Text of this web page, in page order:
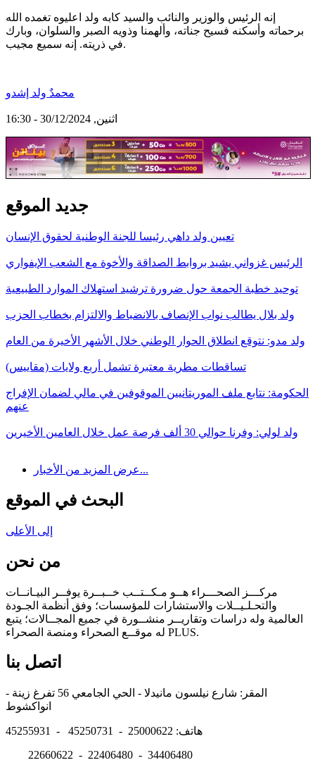
إنه الرئيس والوزير والنائب والسيد كابه ولد اعليوه تغمده الله
برحماته وأسكنه فسيح جناته، وألهمنا وذويه الصبر والسلوان، وبارك
في ذريته. إنه سميع مجيب.
محمدٌ ولد إشدو
اثنين, 30/12/2024 - 16:30
جديد الموقع
تعيين ولد داهي رئيسا للجنة الوطنية لحقوق الإنسان
الرئيس غزواني يشيد بروابط الصداقة والأخوة مع الشعب الإيفواري
توحيد خطبة الجمعة حول ضرورة ترشيد استهلاك الموارد الطبيعية
ولد بلال يطالب نواب الإنصاف بالانضباط والالتزام بخطاب الحزب
ولد مدو: نتوقع انطلاق الحوار الوطني خلال الأشهر الأخيرة من العام
تساقطات مطرية معتبرة تشمل أربع ولايات (مقاييس)
الحكومة: نتابع ملف الموريتانيين الموقوفين في مالي لضمان الإفراج
عنهم
ولد لولي: وفرنا حوالي 30 ألف فرصة عمل خلال العامين الأخيرين
عرض المزيد من الأخبار...
البحث في الموقع
إلى الأعلى
من نحن
مركـــز الصحـــراء هــو مـكــتــب خــبــرة يوفــر البيـانــات
والتحـلـيــلات والاستشارات للمؤسسات؛ وفق أنظمة الجـودة
العالمية وله دراسات وتقاريــر منشــورة في جميع المجــالات؛ يتبع
له موقــع الصحراء ومنصة الصحراء PLUS.
اتصل بنا
المقر: شارع نيلسون مانيدلا - الحي الجامعي 56 تفرغ زينة -
هاتف: 25000622 - 45250731 - 45255931
22660622 - 22406480 - 34406480